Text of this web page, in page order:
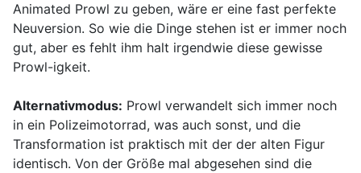
Animated Prowl zu geben, wäre er eine fast perfekte
Neuversion. So wie die Dinge stehen ist er immer noch
gut, aber es fehlt ihm halt irgendwie diese gewisse
Prowl-igkeit.
Alternativmodus: Prowl verwandelt sich immer noch
in ein Polizeimotorrad, was auch sonst, und die
Transformation ist praktisch mit der der alten Figur
identisch. Von der Größe mal abgesehen sind die